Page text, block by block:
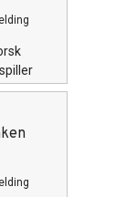
gjør.